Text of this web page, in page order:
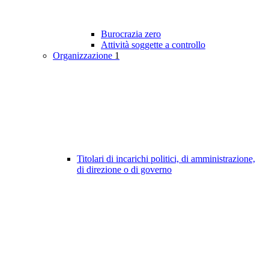
Burocrazia zero
Attività soggette a controllo
Organizzazione 1
Titolari di incarichi politici, di amministrazione,
di direzione o di governo